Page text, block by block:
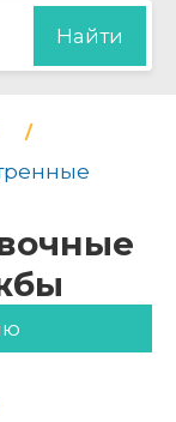
Найти